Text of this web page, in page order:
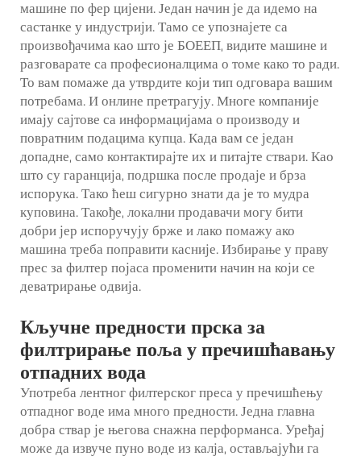
машине по фер цијени. Један начин је да идемо на
састанке у индустрији. Тамо се упознајете са
произвођачима као што је БОЕЕП, видите машине и
разговарате са професионалцима о томе како то ради.
То вам помаже да утврдите који тип одговара вашим
потребама. И онлине претрагују. Многе компаније
имају сајтове са информацијама о производу и
повратним подацима купца. Када вам се један
допадне, само контактирајте их и питајте ствари. Као
што су гаранција, подршка после продаје и брза
испорука. Тако ћеш сигурно знати да је то мудра
куповина. Такође, локални продавачи могу бити
добри јер испоручују брже и лако помажу ако
машина треба поправити касније. Избирање у праву
прес за филтер појаса променити начин на који се
деватрирање одвија.
Кључне предности прска за
филтрирање поља у пречишћавању
отпадних вода
Употреба лентног филтерског преса у пречишћењу
отпадног воде има много предности. Једна главна
добра ствар је његова снажна перформанса. Уређај
може да извуче пуно воде из калја, остављајући га